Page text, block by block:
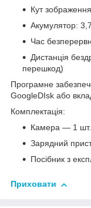
Кут
Акумулятор:
Час
Дистанція
перешкод)
Програмне
GoogleDIsk або
Комплектація:
Камера — 1 шт.
Зарядний
Посібник з
Приховати